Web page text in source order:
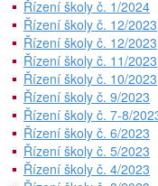
Řízení školy č. 1/2024
Řízení školy č. 12/2023
Řízení školy č. 12/2023
Řízení školy č. 11/2023
Řízení školy č. 10/2023
Řízení školy č. 9/2023
Řízení školy č. 7-8/
Řízení školy č. 6/2023
Řízení školy č. 5/2023
Řízení školy č. 4/2023